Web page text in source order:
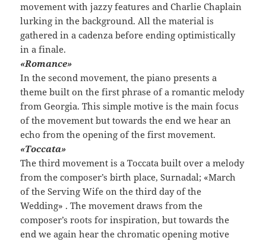
movement with jazzy features and Charlie Chaplain
lurking in the background. All the material is
gathered in a cadenza before ending optimistically
in a finale.
«Romance»
In the second movement, the piano presents a
theme built on the first phrase of a romantic melody
from Georgia. This simple motive is the main focus
of the movement but towards the end we hear an
echo from the opening of the first movement.
«Toccata»
The third movement is a Toccata built over a melody
from the composer’s birth place, Surnadal; «March
of the Serving Wife on the third day of the
Wedding» . The movement draws from the
composer’s roots for inspiration, but towards the
end we again hear the chromatic opening motive